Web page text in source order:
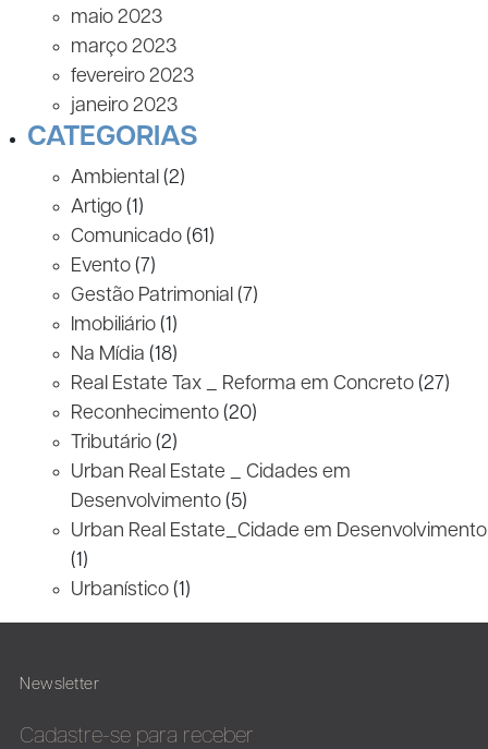
maio 2023
março 2023
fevereiro 2023
janeiro 2023
CATEGORIAS
Ambiental (2)
Artigo (1)
Comunicado (61)
Evento (7)
Gestão Patrimonial (7)
Imobiliário (1)
Na Mídia (18)
Real Estate Tax _ Reforma em Concreto (27)
Reconhecimento (20)
Tributário (2)
Urban Real Estate _ Cidades em
Desenvolvimento (5)
Urban Real Estate_Cidade em Desenvolvimento
(1)
Urbanístico (1)
Newsletter
Cadastre-se para receber